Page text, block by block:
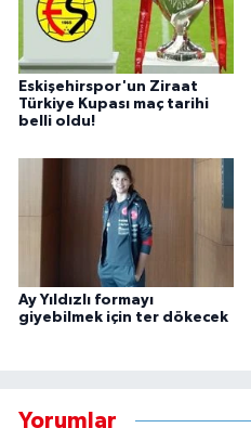
Eskişehirspor'un Ziraat
Türkiye Kupası maç tarihi
belli oldu!
Ay Yıldızlı formayı
giyebilmek için ter dökecek
Yorumlar